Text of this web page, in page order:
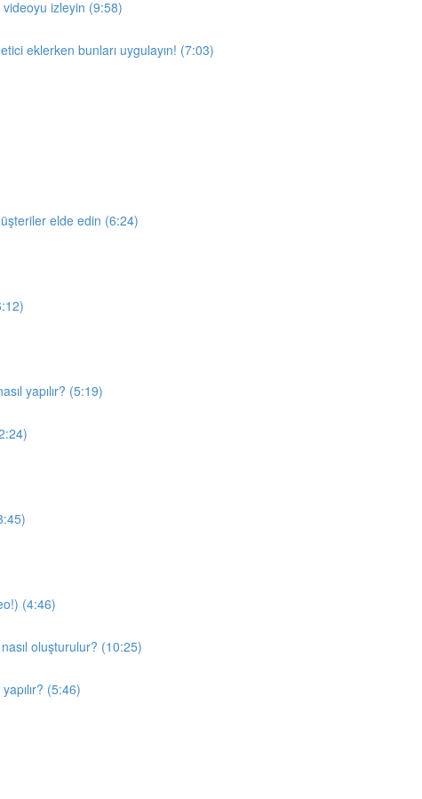
izleyin (9:58)
eklerken bunları uygulayın! (7:03)
elde edin (6:24)
yapılır? (5:19)
(4:46)
oluşturulur? (10:25)
(5:46)